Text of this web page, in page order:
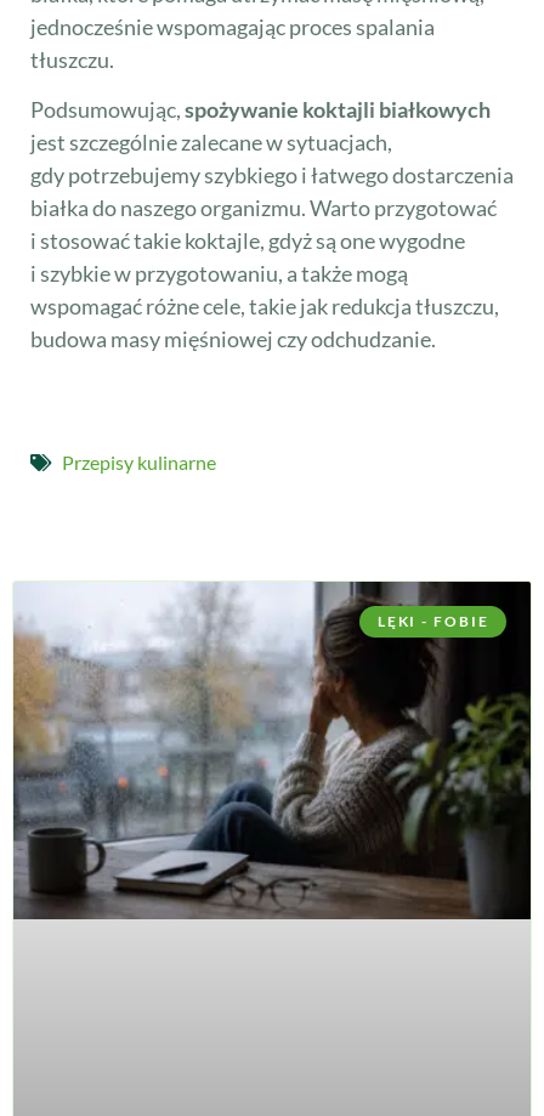
jednocześnie wspomagając proces spalania
tłuszczu.
Podsumowując,spożywanie koktajli białkowych
jest szczególnie zalecane w sytuacjach,
gdy potrzebujemy szybkiego i łatwego dostarczenia
białka do naszego organizmu. Warto przygotować
i stosować takie koktajle, gdyż są one wygodne
i szybkie w przygotowaniu, a także mogą
wspomagać różne cele, takie jak redukcja tłuszczu,
budowa masy mięśniowej czy odchudzanie.
Przepisy kulinarne
LĘKI - FOBIE